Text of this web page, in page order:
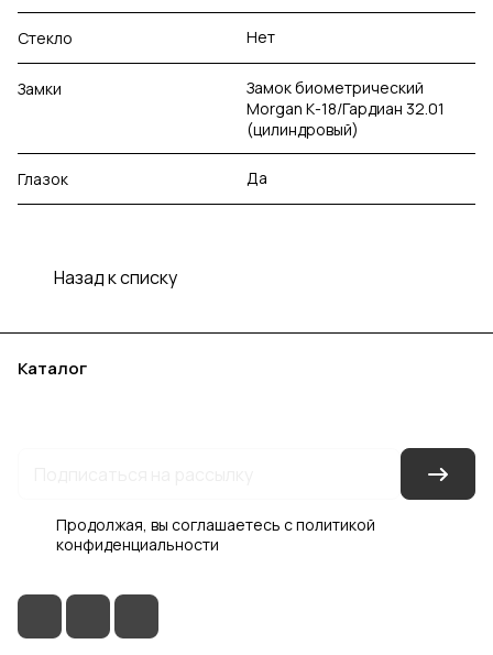
Стекло Нет
Замки
Замок биометрический
Morgan К-18/Гардиан 32.01
(цилиндровый)
Глазок Да
Назад к списку
Каталог
Продолжая, вы соглашаетесь сполитикой
конфиденциальности